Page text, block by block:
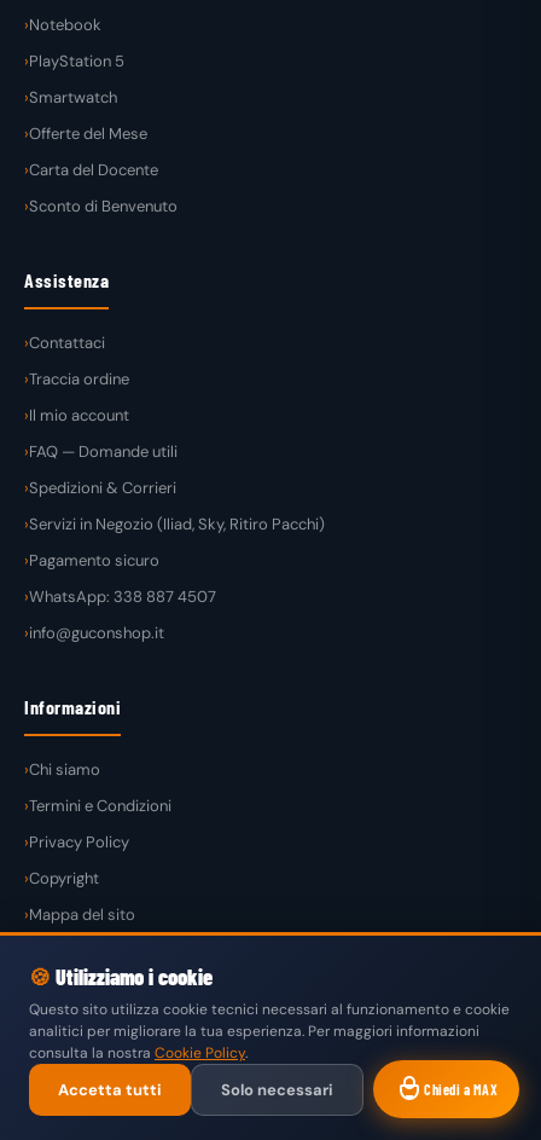
Notebook
PlayStation 5
Smartwatch
Offerte del Mese
Carta del Docente
Sconto di Benvenuto
Assistenza
Contattaci
Traccia ordine
Il mio account
FAQ — Domande utili
Spedizioni & Corrieri
Servizi in Negozio (Iliad, Sky, Ritiro Pacchi)
Pagamento sicuro
WhatsApp: 338 887 4507
info@guconshop.it
Informazioni
Chi siamo
Termini e Condizioni
Privacy Policy
Copyright
Mappa del sito
© 2026 GuconShopdi Guglielmo Conte — Tutti i diritti riservati.
VISA MASTERCARD PAYPAL KLARNA SATISPAY
BONIFICO
Chiedi a MAX
🍪 Utilizziamo i cookie
Questo sito utilizza cookie tecnici necessari al funzionamento e cookie
analitici per migliorare la tua esperienza. Per maggiori informazioni
consulta la nostra Cookie Policy.
Accetta tutti Solo necessari